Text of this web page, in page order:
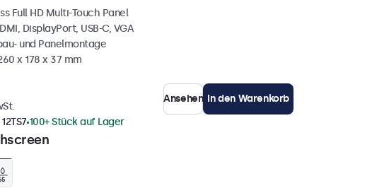
Full HD Multi-Touch Panel
DisplayPort, USB-C, VGA
und Panelmontage
x 178 x 37 mm
Ansehen In den Warenkorb
12TS7 100+ Stück auf Lager